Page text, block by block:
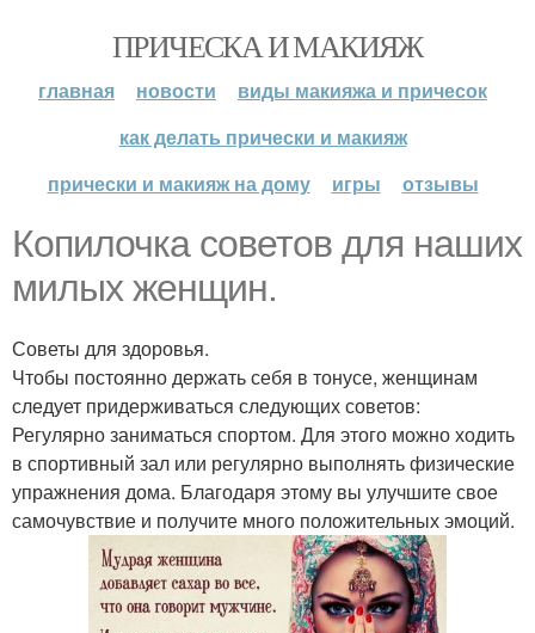
ПРИЧЕСКА И МАКИЯЖ
главная новости
виды макияжа и причесок
как делать прически и макияж
прически и макияж на дому
игры отзывы
Копилочка советов для наших
милых женщин.
Советы для здоровья.
Чтобы постоянно держать себя в тонусе, женщинам
следует придерживаться следующих советов:
Регулярно заниматься спортом. Для этого можно ходить
в спортивный зал или регулярно выполнять физические
упражнения дома. Благодаря этому вы улучшите свое
самочувствие и получите много положительных эмоций.